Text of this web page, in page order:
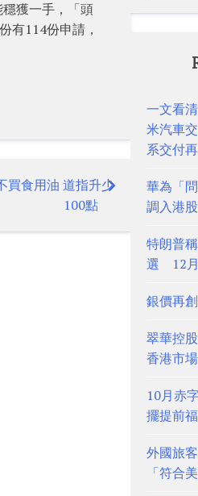
獲一手，「頭
有114份申請，
買食用油 道指升少
100點
一文看
米汽車
系交付
華為「
調入港
特朗普
選 12月
銀價再
翠華控
香港市
10月赤
擺提前
外國旅
「符合